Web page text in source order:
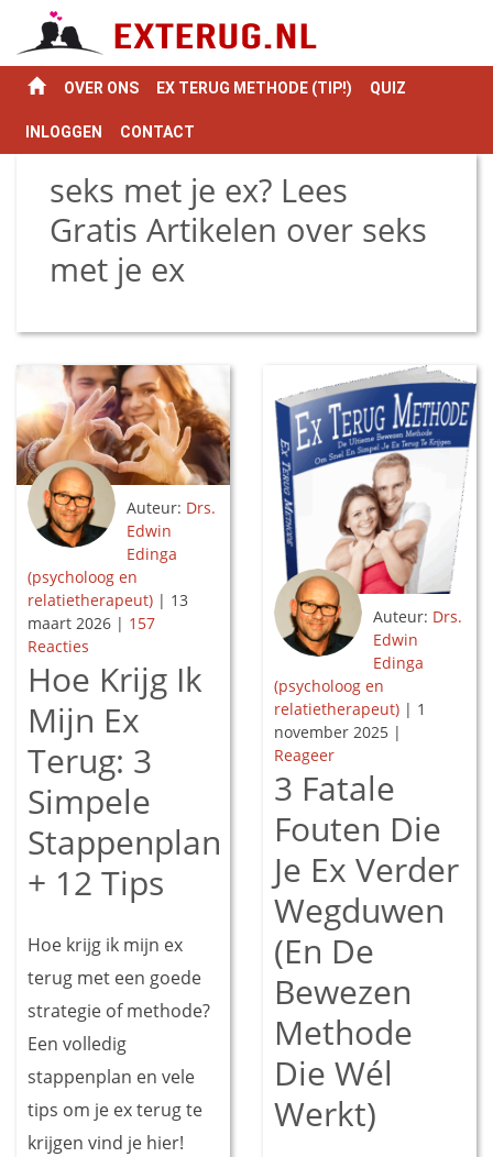
OVER ONS EX TERUG METHODE (TIP!) QUIZ
INLOGGEN CONTACT
seks met je ex? Lees
Gratis Artikelen over seks
met je ex
Auteur: Drs.
Edwin
Edinga
(psycholoog en
relatietherapeut) | 13
maart 2026 | 157
Reacties
Hoe Krijg Ik
Mijn Ex
Terug: 3
Simpele
Stappenplan
+ 12 Tips
Hoe krijg ik mijn ex
terug met een goede
strategie of methode?
Een volledig
stappenplan en vele
tips om je ex terug te
krijgen vind je hier!
Auteur: Drs.
Edwin
Edinga
(psycholoog en
relatietherapeut) | 1
november 2025 |
Reageer
3 Fatale
Fouten Die
Je Ex Verder
Wegduwen
(En De
Bewezen
Methode
Die Wél
Werkt)